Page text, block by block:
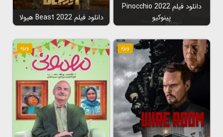
دانلود فیلم Pinocchio 2022
پینوکیو
دانلود فیلم Beast 2022 هیولا
ویژه ویژه